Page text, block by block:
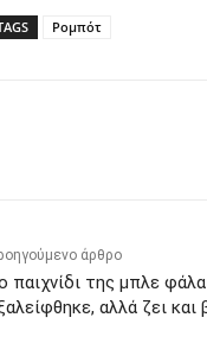
Ρομπότ
άρθρο
παιχνίδι της μπλε
αλλά ζει και